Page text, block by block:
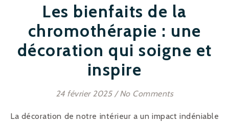
Les bienfaits de la
chromothérapie : une
décoration qui soigne et
inspire
24 février 2025 / No Comments
La décoration de notre intérieur a un impact indéniable